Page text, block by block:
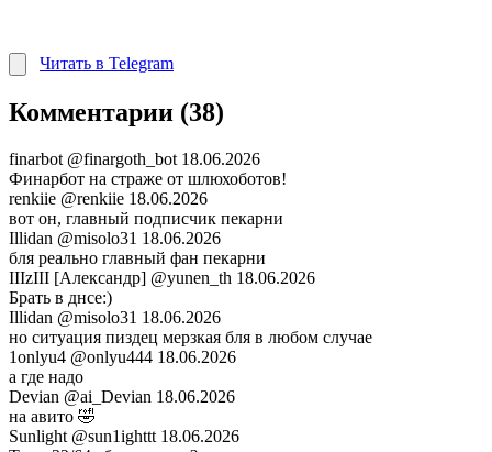
Читать в Telegram
Комментарии (38)
finarbot @finargoth_bot 18.06.2026
Финарбот на страже от шлюхоботов!
renkiie @renkiie 18.06.2026
вот он, главный подписчик пекарни
Illidan @misolo31 18.06.2026
бля реально главный фан пекарни
IIIzIII [Александр] @yunen_th 18.06.2026
Брать в днсе:)
Illidan @misolo31 18.06.2026
но ситуация пиздец мерзкая бля в любом случае
1onlyu4 @onlyu444 18.06.2026
а где надо
Devian @ai_Devian 18.06.2026
на авито 🤣
Sunlight @sun1ighttt 18.06.2026